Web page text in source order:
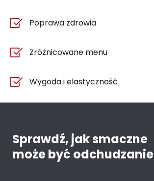
Poprawa zdrowia
Zróżnicowane menu
Wygoda i elastyczność
Sprawdź, jak smaczne
może być odchudzanie